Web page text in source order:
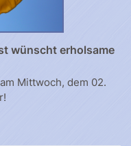
wünscht erholsame
Mittwoch, dem 02.